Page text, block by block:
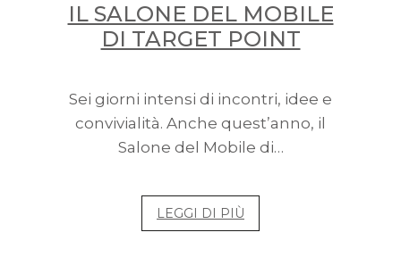
IL SALONE DEL MOBILE
DI TARGET POINT
Sei giorni intensi di incontri, idee e
convivialità. Anche quest’anno, il
Salone del Mobile di…
LEGGI DI PIÙ